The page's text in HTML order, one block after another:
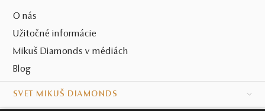
O nás
Užitočné informácie
Mikuš Diamonds v médiách
Blog
SVET MIKUŠ DIAMONDS